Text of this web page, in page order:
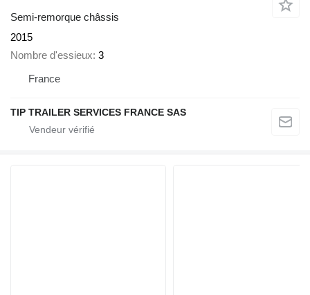
Semi-remorque châssis
2015
Nombre d'essieux 3
France
TIP TRAILER SERVICES FRANCE SAS